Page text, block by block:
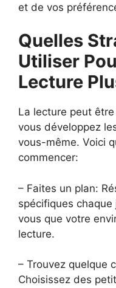
et de vos
Quelles
Utiliser
Lecture
La lecture peut
vous développez
vous-même. Voici
commencer:
– Faites un plan:
spécifiques
vous que votre
lecture.
– Trouvez quelque
Choisissez des